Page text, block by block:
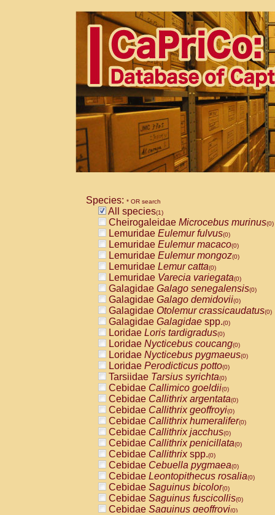
Species: * OR search
All species(1)
Cheirogaleidae Microcebus murinus(0)
Lemuridae Eulemur fulvus(0)
Lemuridae Eulemur macaco(0)
Lemuridae Eulemur mongoz(0)
Lemuridae Lemur catta(0)
Lemuridae Varecia variegata(0)
Galagidae Galago senegalensis(0)
Galagidae Galago demidovii(0)
Galagidae Otolemur crassicaudatus(0)
Galagidae Galagidae spp.(0)
Loridae Loris tardigradus(0)
Loridae Nycticebus coucang(0)
Loridae Nycticebus pygmaeus(0)
Loridae Perodicticus potto(0)
Tarsiidae Tarsius syrichta(0)
Cebidae Callimico goeldii(0)
Cebidae Callithrix argentata(0)
Cebidae Callithrix geoffroyi(0)
Cebidae Callithrix humeralifer(0)
Cebidae Callithrix jacchus(0)
Cebidae Callithrix penicillata(0)
Cebidae Callithrixspp.(0)
Cebidae Cebuella pygmaea(0)
Cebidae Leontopithecus rosalia(0)
Cebidae Saguinus bicolor(0)
Cebidae Saguinus fuscicollis(0)
Cebidae Saguinus geoffroyi(0)